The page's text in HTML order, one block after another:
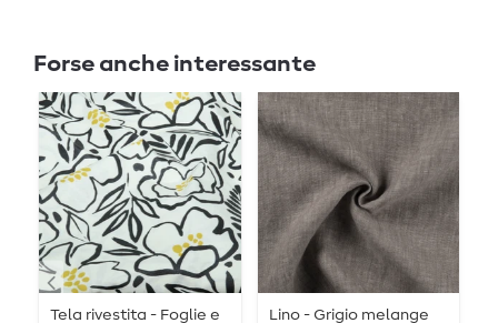
Forse anche interessante
Tela rivestita - Foglie e
Lino - Grigio melange